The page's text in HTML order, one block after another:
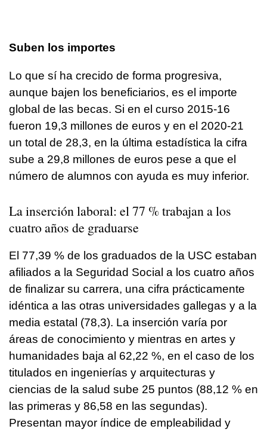
Suben los importes
Lo que sí ha crecido de forma progresiva,
aunque bajen los beneficiarios, es el importe
global de las becas. Si en el curso 2015-16
fueron 19,3 millones de euros y en el 2020-21
un total de 28,3, en la última estadística la cifra
sube a 29,8 millones de euros pese a que el
número de alumnos con ayuda es muy inferior.
La inserción laboral: el 77 % trabajan a los
cuatro años de graduarse
El 77,39 % de los graduados de la USC estaban
afiliados a la Seguridad Social a los cuatro años
de finalizar su carrera, una cifra prácticamente
idéntica a las otras universidades gallegas y a la
media estatal (78,3). La inserción varía por
áreas de conocimiento y mientras en artes y
humanidades baja al 62,22 %, en el caso de los
titulados en ingenierías y arquitecturas y
ciencias de la salud sube 25 puntos (88,12 % en
las primeras y 86,58 en las segundas).
Presentan mayor índice de empleabilidad y